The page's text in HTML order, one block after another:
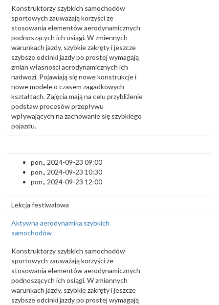
Konstruktorzy szybkich samochodów
sportowych zauważają korzyści ze
stosowania elementów aerodynamicznych
podnoszących ich osiągi. W zmiennych
warunkach jazdy, szybkie zakręty i jeszcze
szybsze odcinki jazdy po prostej wymagają
zmian własności aerodynamicznych ich
nadwozi. Pojawiają się nowe konstrukcje i
nowe modele o czasem zagadkowych
kształtach. Zajęcia mają na celu przybliżenie
podstaw procesów przepływu
wpływających na zachowanie się szybkiego
pojazdu.
pon., 2024-09-23 09:00
pon., 2024-09-23 10:30
pon., 2024-09-23 12:00
Lekcja festiwalowa
Aktywna aerodynamika szybkich
samochodów
Konstruktorzy szybkich samochodów
sportowych zauważają korzyści ze
stosowania elementów aerodynamicznych
podnoszących ich osiągi. W zmiennych
warunkach jazdy, szybkie zakręty i jeszcze
szybsze odcinki jazdy po prostej wymagają